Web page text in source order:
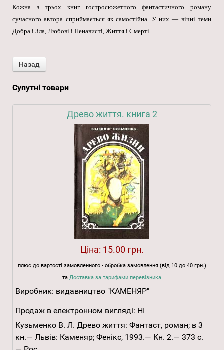
Кожна з трьох книг гостросюжетпого фантастичного роману
сучасного автора сприймається як самостійна. У них — вічні теми
Добра і Зла, Любові і Ненависті, Життя і Смерті.
Супутні товари
Древо життя. книга 2
Ціна: 15.00 грн.
плюс до вартості замовленного - обробка замовлення (від 10 до 40 грн.)
та Доставка за тарифами перевізника
Виробник: видавництво "КАМЕНЯР"
Продаж в електронном вигляді: НІ
Кузьменко В. Л. Древо життя: Фантаст, роман; в 3
кн.— Львів: Каменяр; Фенікс, 1993.— Кн. 2.— 373 с.